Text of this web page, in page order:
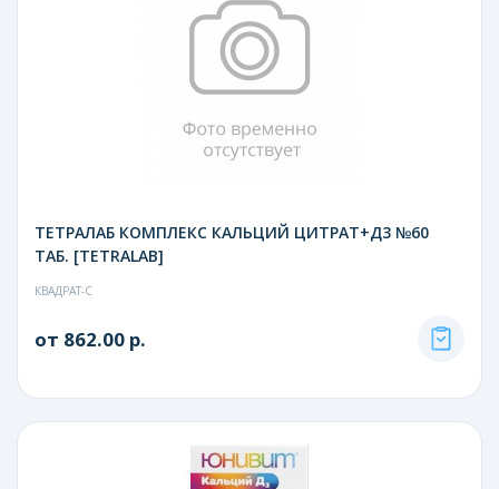
ТЕТРАЛАБ КОМПЛЕКС КАЛЬЦИЙ ЦИТРАТ+Д3 №60
ТАБ. [TETRALAB]
КВАДРАТ-С
от 862.00 р.